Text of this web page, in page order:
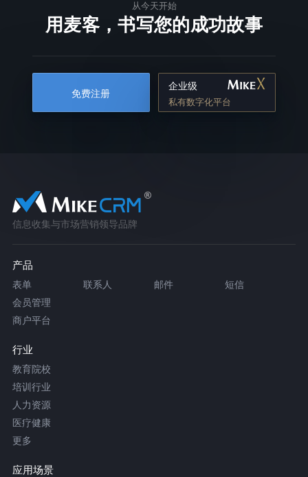
从今天开始
用麦客，书写您的成功故事
免费注册
企业级
私有数字化平台
信息收集与市场营销领导品牌
产品
表单 联系人 邮件
短信
会员管理
商户平台
行业
教育院校
培训行业
人力资源
医疗健康
更多
应用场景